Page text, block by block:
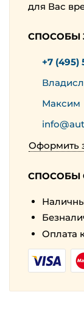
для Вас
СПОСОБЫ
+7 (495)
Максим
Оформить
СПОСОБЫ
Оплата